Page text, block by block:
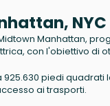
NYC
Manhattan,
con l'obiettivo di
piedi quadrati
ai trasporti.